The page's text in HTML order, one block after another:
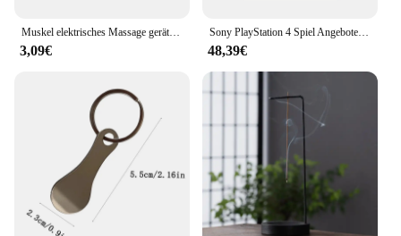
anywhere, anytime.
**For Professionals and Personal Use**
Whether you're a professional massage therapist
looking to expand your toolkit or an individual
seeking a personalized massage experience at
home, the masssagegerät test zy sop leaf9 is a
perfect choice. Its wholesale and vendor options
make it an attractive option for businesses, while its
sets for sale cater to individuals seeking a personal
massage device. The masssagegerät test zy sop
leaf9 is not just a product; it's an investment in your
Muskel elektrisches Massage gerät 2/Stück ems Nacken massage gerät 8 Modi 19 Kraft stufen Vibrator Instrument Behandlung
3,09€
Sony PlayStation 4 Spiel Angebote-Es Dauert Zwei-PS4 Spiele Physikalische Patrone
48,39€